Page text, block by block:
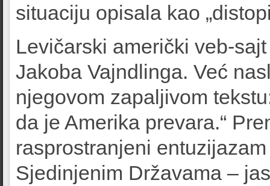
situaciju opisala kao
Levičarski američki veb-
Jakoba Vajndlinga. Već
njegovom zapaljivom
da je Amerika prevara.“
rasprostranjeni
Sjedinjenim Državama –